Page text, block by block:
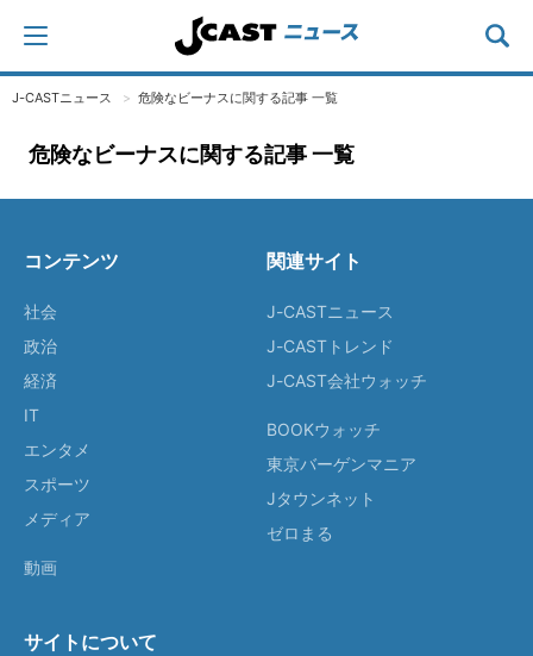
J-CASTニュース 危険なビーナスに関する記事 一覧
危険なビーナスに関する記事 一覧
コンテンツ
社会
政治
経済
IT
エンタメ
スポーツ
メディア
動画
関連サイト
J-CASTニュース
J-CASTトレンド
J-CAST会社ウォッチ
BOOKウォッチ
東京バーゲンマニア
Jタウンネット
ゼロまる
サイトについて